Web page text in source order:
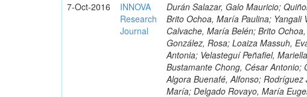
7-Oct-2016
INNOVA
Research
Journal
Durán Salazar, Galo Mauricio;
Brito Ochoa, María Paulina;
Calvache, María Belén; Brito
González, Rosa; Loaiza Massuh,
Antonia; Velasteguí Peñafiel,
Bustamante Chong, César
Algora Buenafé, Alfonso;
María; Delgado Rovayo, María